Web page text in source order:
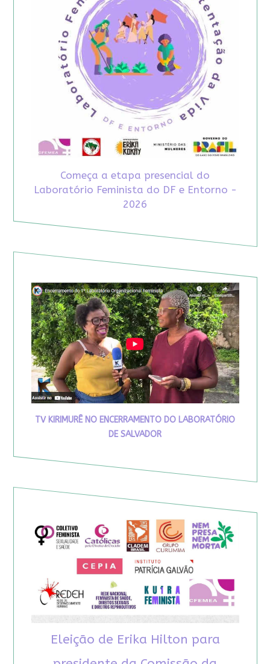
Começa a etapa presencial do
Laboratório Feminista do DF e Entorno -
2026
TV KIRIMURÊ NO ENCERRAMENTO DO LABORATÓRIO
DE SALVADOR
Eleição de Erika Hilton para